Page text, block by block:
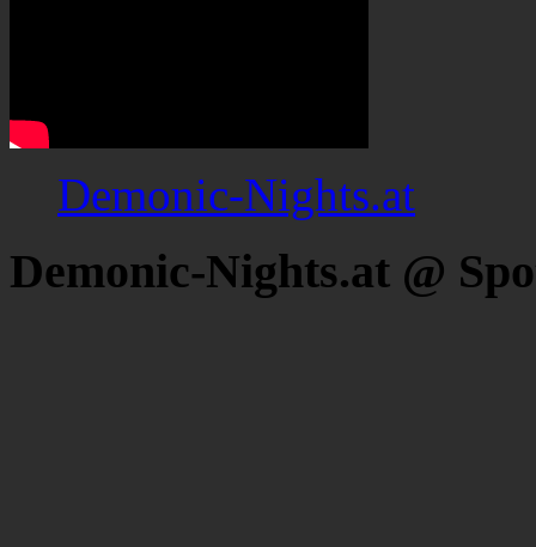
Demonic-Nights.at
Demonic-Nights.at @